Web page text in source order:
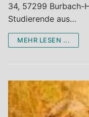
34, 57299 Burbach-
Studierende aus…
MEHR LESEN ...